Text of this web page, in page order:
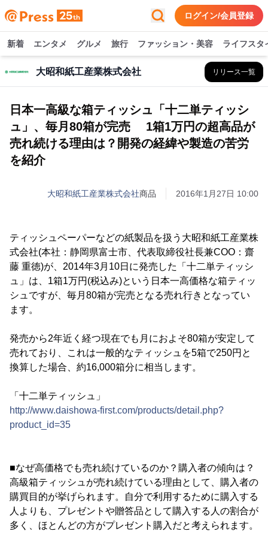
ログイン/会員登録
新着 エンタメ グルメ 旅行 ファッション・美容 ライフスタ
大昭和紙工産業株式会社 リリース一覧
日本一高級な箱ティッシュ「十二単ティッシ
ュ」、毎月80箱が完売 1箱1万円の超高品が
売れ続ける理由は？開発の経緯や製造の苦労
を紹介
大昭和紙工産業株式会社商品 2016年1月27日 10:00
ティッシュペーパーなどの紙製品を扱う大昭和紙工産業株
式会社(本社：静岡県富士市、代表取締役社長兼COO：齋
藤 重徳)が、2014年3月10日に発売した「十二単ティッシ
ュ」は、1箱1万円(税込み)という日本一高価格な箱ティッ
シュですが、毎月80箱が完売となる売れ行きとなってい
ます。
発売から2年近く経つ現在でも月におよそ80箱が安定して
売れており、これは一般的なティッシュを5箱で250円と
換算した場合、約16,000箱分に相当します。
「十二単ティッシュ」
http://www.daishowa-first.com/products/detail.php?
product_id=35
■なぜ高価格でも売れ続けているのか？購入者の傾向は？
高級箱ティッシュが売れ続けている理由として、購入者の
購買目的が挙げられます。自分で利用するために購入する
人よりも、プレゼントや贈答品として購入する人の割合が
多く、ほとんどの方がプレゼント購入だと考えられます。